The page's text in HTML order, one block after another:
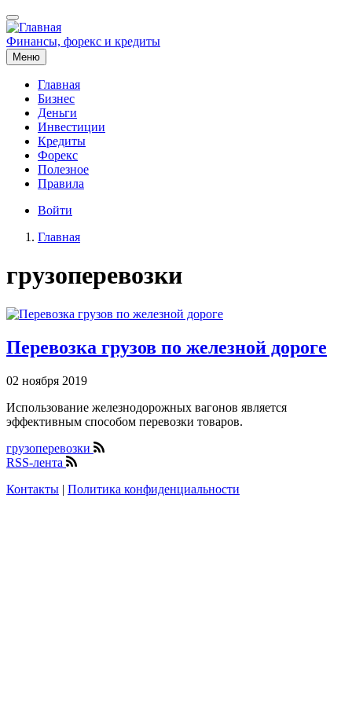
Перейти
к
основному
содержанию
Финансы, форекс и кредиты
Меню
Основная
навигация
Главная
Бизнес
Деньги
Инвестиции
Кредиты
Форекс
Полезное
Правила
Меню
записи
Войти
навигации
Главная
грузоперевозки
Перевозка грузов по железной дороге
02 ноября 2019
Использование железнодорожных вагонов является
эффективным способом перевозки товаров.
грузоперевозки
RSS-лента
Контакты | Политика конфиденциальности